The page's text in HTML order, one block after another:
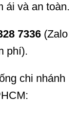
ái và an toàn.
7336(Zalo
phí).
chi nhánh